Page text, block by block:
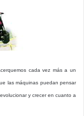
cada vez más a un
las máquinas puedan pensar
y crecer en cuanto a